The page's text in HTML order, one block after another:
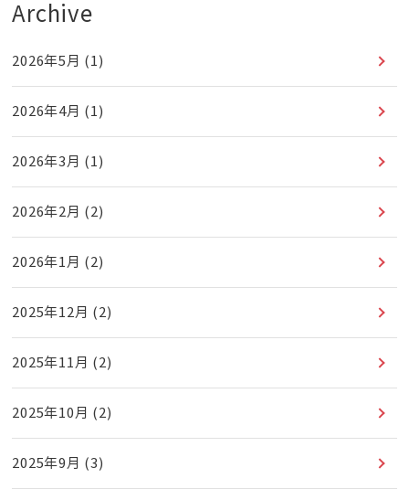
Archive
2026年5月 (1)
2026年4月 (1)
2026年3月 (1)
2026年2月 (2)
2026年1月 (2)
2025年12月 (2)
2025年11月 (2)
2025年10月 (2)
2025年9月 (3)